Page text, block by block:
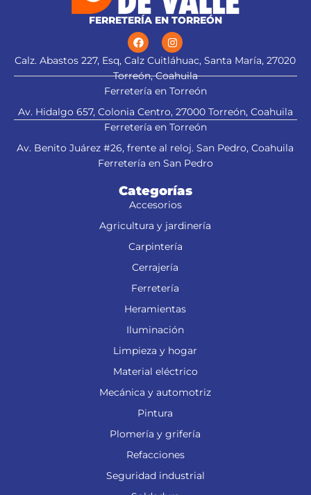
FERRETERÍA EN TORREÓN
Calz. Abastos 227, Esq, Calz Cuitláhuac, Santa María, 27020
Torreón, Coahuila
Ferretería en Torreón
Av. Hidalgo 657, Colonia Centro, 27000 Torreón, Coahuila
Ferretería en Torreón
Av. Benito Juárez #26, frente al reloj. San Pedro, Coahuila
Ferretería en San Pedro
Categorías
Accesorios
Agricultura y jardinería
Carpintería
Cerrajería
Ferretería
Heramientas
Iluminación
Limpieza y hogar
Material eléctrico
Mecánica y automotriz
Pintura
Plomería y grifería
Refacciones
Seguridad industrial